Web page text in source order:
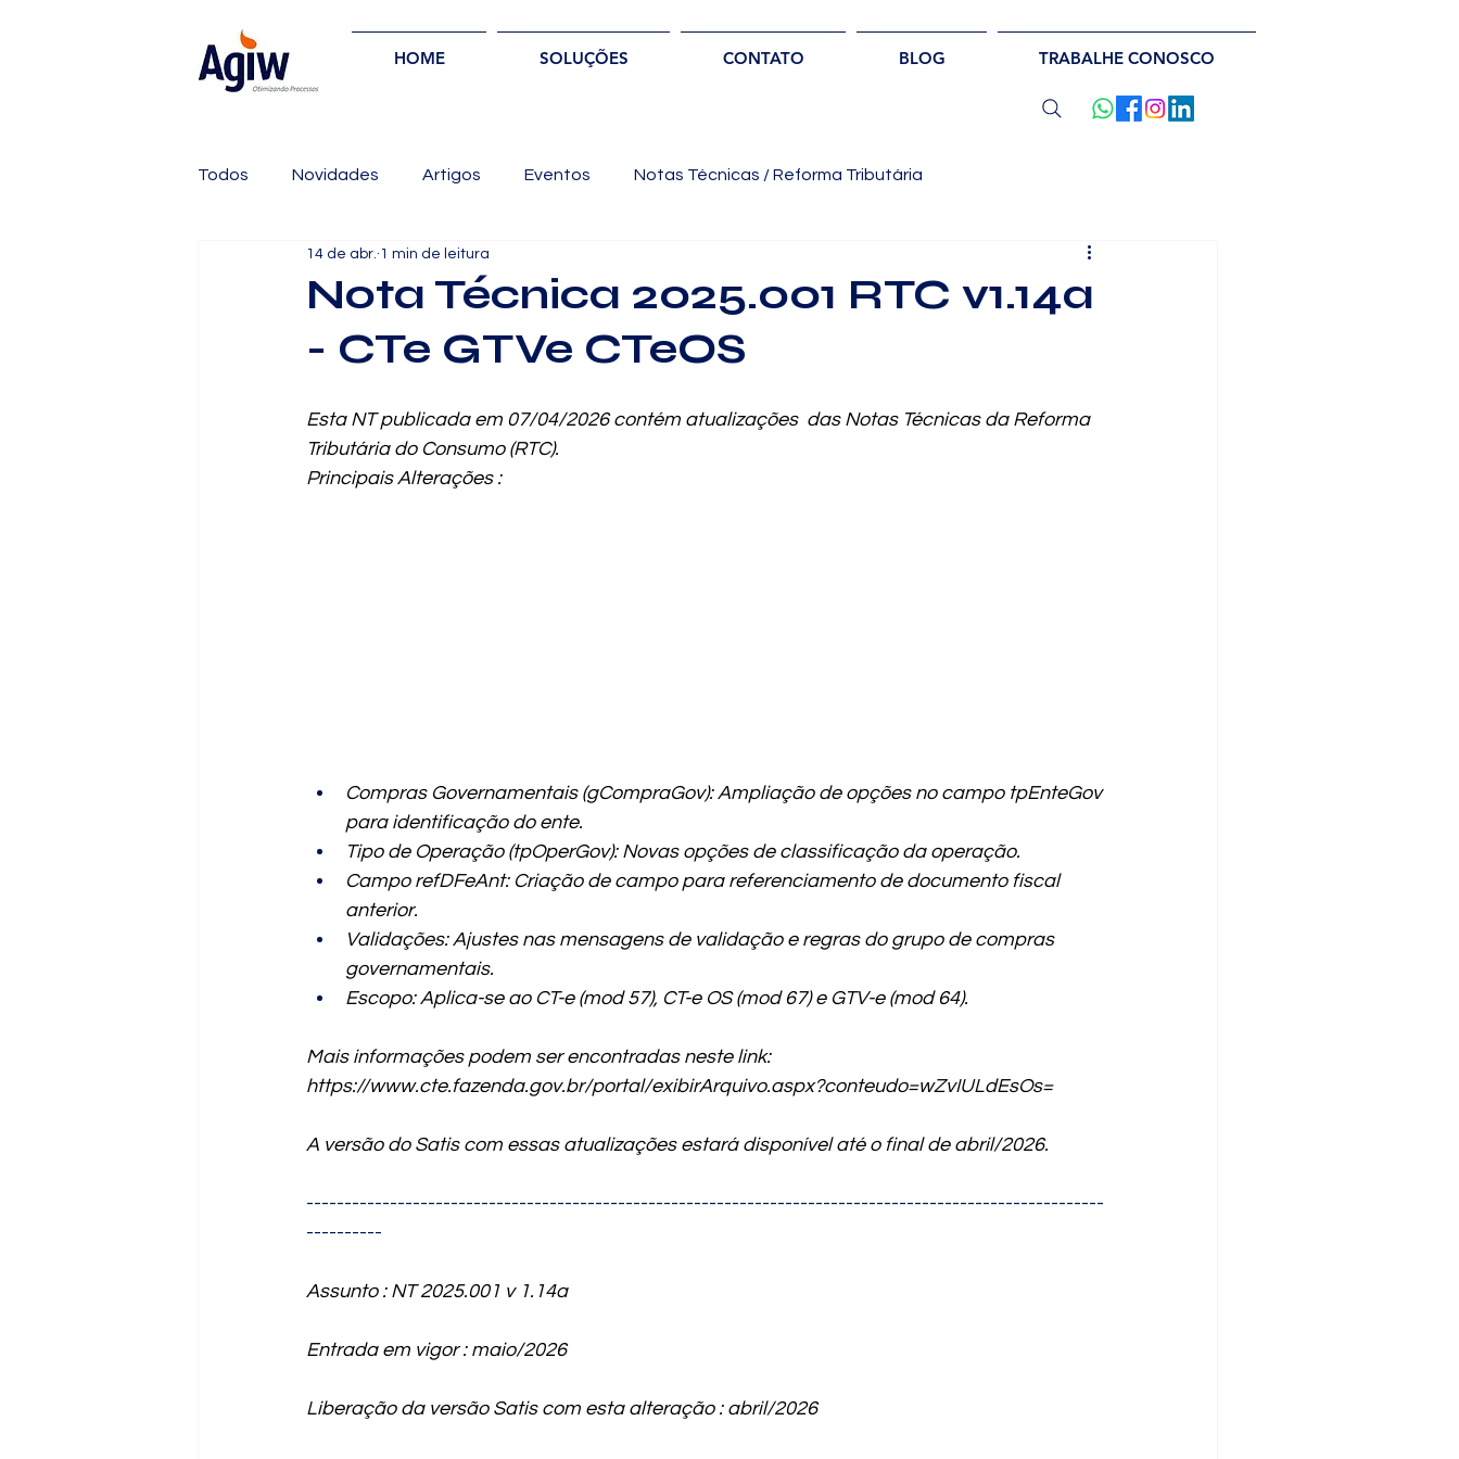
HOME SOLUÇÕES CONTATO BLOG TRABALHE CONOSCO
Todos Novidades Artigos Eventos Notas Técnicas / Reforma Tributária
Nota Técnica 2025.001 RTC v1.14a
- CTe GTVe CTeOS
14 de abr. 1 min de leitura
Esta NT publicada em 07/04/2026 contém atualizações  das Notas Técnicas da Reforma
Tributária do Consumo (RTC).
Principais Alterações :
Compras Governamentais (gCompraGov): Ampliação de opções no campo tpEnteGov
para identificação do ente.
Tipo de Operação (tpOperGov): Novas opções de classificação da operação.
Campo refDFeAnt: Criação de campo para referenciamento de documento fiscal
anterior.
Validações: Ajustes nas mensagens de validação e regras do grupo de compras
governamentais.
Escopo: Aplica-se ao CT-e (mod 57), CT-e OS (mod 67) e GTV-e (mod 64).
Mais informações podem ser encontradas neste link:
https://www.cte.fazenda.gov.br/portal/exibirArquivo.aspx?conteudo=wZvIULdEsOs=
A versão do Satis com essas atualizações estará disponível até o final de abril/2026.
---------------------------------------------------------------------------------------------------------
----------
Assunto : NT 2025.001 v 1.14a
Entrada em vigor : maio/2026
Liberação da versão Satis com esta alteração : abril/2026